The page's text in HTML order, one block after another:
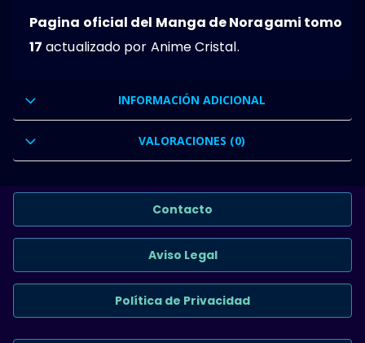
Pagina oficial del Manga de Noragami tomo
17 actualizado por Anime Cristal.
INFORMACIÓN ADICIONAL
VALORACIONES (0)
Contacto
Aviso Legal
Política de Privacidad